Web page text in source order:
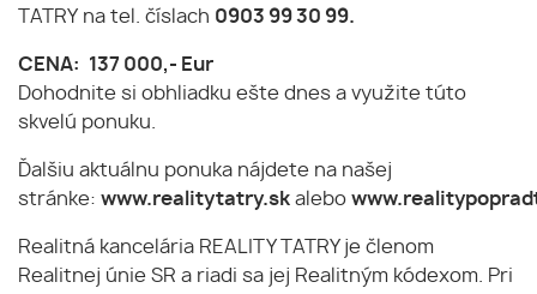
TATRY na tel. číslach 0903 99 30 99.
CENA:
137 000,- Eur
Dohodnite si obhliadku ešte dnes a využite túto
skvelú ponuku.
Ďalšiu aktuálnu ponuka nájdete na našej
stránke: www.realitytatry.sk alebo
Realitná kancelária REALITY TATRY je členom
Realitnej únie SR a riadi sa jej Realitným kódexom. Pri